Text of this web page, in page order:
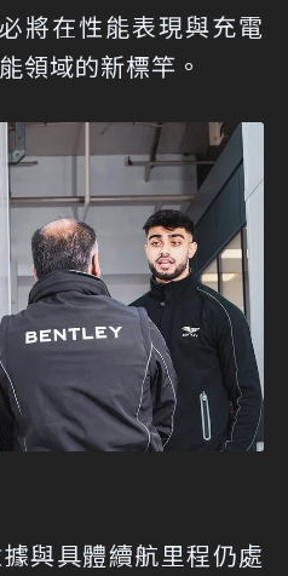
將在性能表現與充電
領域的新標竿。
與具體續航里程仍處